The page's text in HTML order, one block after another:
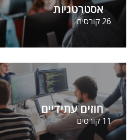
אסטרטגיות
26 קורסים
חוזים עתידיים
11 קורסים